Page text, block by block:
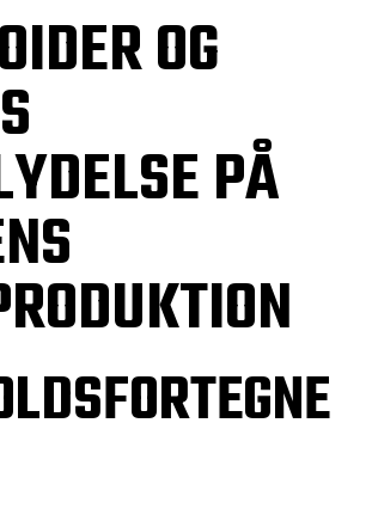
OG
PÅ